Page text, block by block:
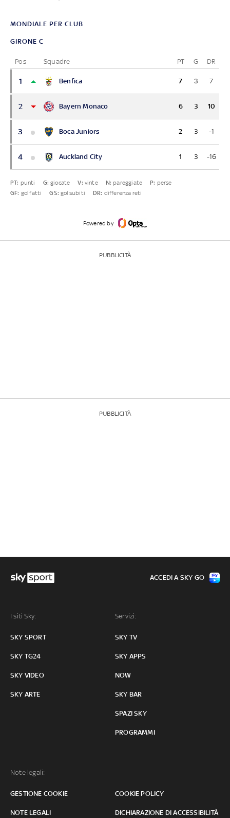
MONDIALE PER CLUB
GIRONE C
Pos Squadre PT G DR
1 Benfica 7 3 7
2 Bayern Monaco 6 3 10
3 Boca Juniors 2 3 -1
4 Auckland City 1 3 -16
PT: punti G: giocate V: vinte N: pareggiate P: perse
GF: gol fatti GS: gol subiti DR: differenza reti
Powered by
PUBBLICITÀ
PUBBLICITÀ
I siti Sky:
SKY SPORT
SKY TG24
SKY VIDEO
SKY ARTE
Servizi:
SKY TV
SKY APPS
NOW
SKY BAR
SPAZI SKY
PROGRAMMI
Note legali:
GESTIONE COOKIE COOKIE POLICY
NOTE LEGALI DICHIARAZIONE DI ACCESSIBILITÀ
ACCEDI A SKY GO